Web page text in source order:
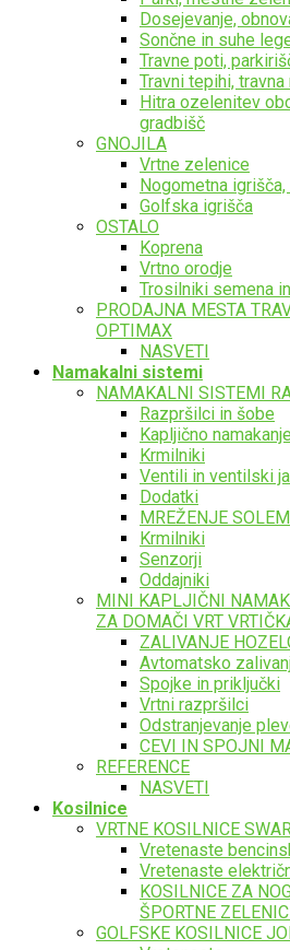
Dosejevanje,
Sončne in suhe
Travne poti,
Travni tepihi, travna
Hitra ozelenitev
gradbišč
GNOJILA
Vrtne zelenice
Nogometna
Golfska igrišča
OSTALO
Koprena
Vrtno orodje
Trosilniki semena
PRODAJNA MESTA
OPTIMAX
NASVETI
Namakalni sistemi
NAMAKALNI SISTEMI
Razpršilci in šobe
Kapljično namakanje
Krmilniki
Ventili in ventilski
Dodatki
MREŽENJE SOLEM
Krmilniki
Senzorji
Oddajniki
MINI KAPLJIČNI
ZA DOMAČI VRT
ZALIVANJE
Avtomatsko
Spojke in priključki
Vrtni razpršilci
Odstranjevanje
CEVI IN SPOJNI
REFERENCE
NASVETI
Kosilnice
VRTNE KOSILNICE
Vretenaste
Vretenaste
KOSILNICE ZA
ŠPORTNE
GOLFSKE KOSILNICE